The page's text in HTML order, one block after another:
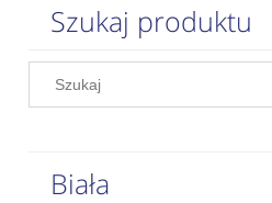
Szukaj produktu
Biała